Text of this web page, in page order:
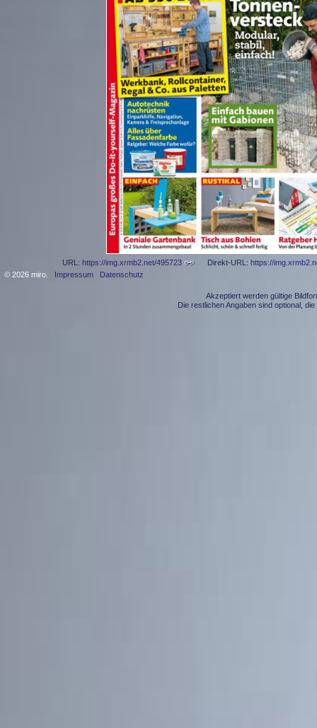
URL: https://img.xrmb2.net/495723 Direkt-URL: https://
© 2026 miro. Impressum Datenschutz
Akzeptiert werden gültige
Die restlichen Angaben sind optional,